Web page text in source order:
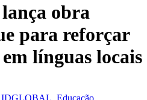
obra
para reforçar
línguas locais